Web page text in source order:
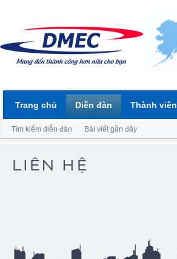
Trang chủ Diễn đàn
Tìm kiếm diễn đàn Bài viết gần đây
Thành viên